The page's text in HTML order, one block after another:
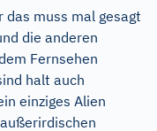
das muss mal gesagt
die anderen
Fernsehen
halt auch
einziges Alien